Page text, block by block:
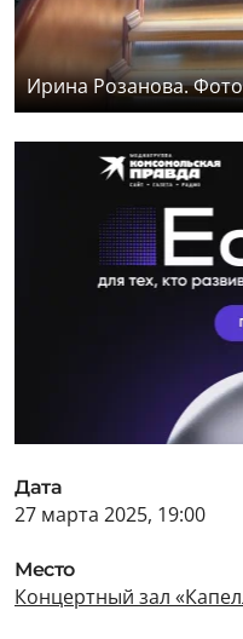
Ирина Розанова.
Дата
27 марта 2025, 19:00
Место
Концертный зал